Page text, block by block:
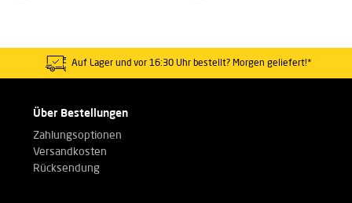
Auf Lager und vor 16:30 Uhr bestellt? Morgen geliefert!*
Über Bestellungen
Zahlungsoptionen
Versandkosten
Rücksendung